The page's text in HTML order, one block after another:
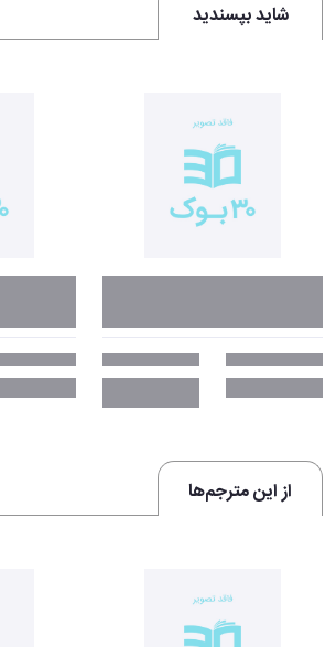
شاید بپسندید
از این مترجم‌ها